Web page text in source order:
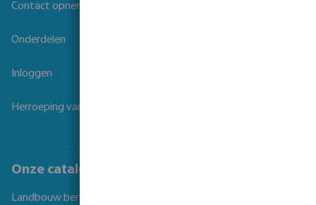
Contact opnemen
Onderdelen
Inloggen
Herroeping van overeenkomst
Onze catalogi
Landbouw beregening